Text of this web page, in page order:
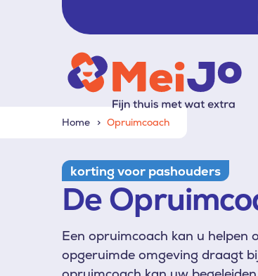
Home Opruimcoach
korting voor pashouders
De
Een opruimcoach kan u helpen
opgeruimde omgeving draagt